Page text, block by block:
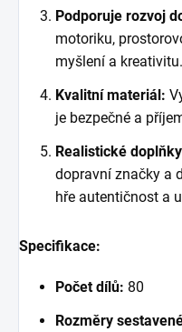
Podporuje rozvoj
motoriku,
myšlení a kreativitu.
Kvalitní materiál:
je bezpečné a
Realistické
dopravní značky a
hře autentičnost a
Specifikace:
Počet dílů: 80
Rozměry